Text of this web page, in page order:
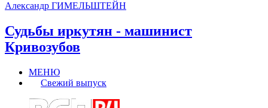
Александр ГИМЕЛЬШТЕЙН
Судьбы иркутян - машинист
Кривозубов
МЕНЮ
Свежий выпуск